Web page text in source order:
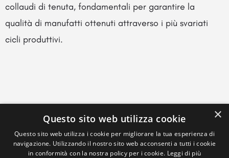
collaudi di tenuta, fondamentali per garantire la
qualità di manufatti ottenuti attraverso i più svariati
cicli produttivi.
×
Questo sito web utilizza cookie
Questo sito web utilizza i cookie per migliorare la tua esperienza di
navigazione. Utilizzando il nostro sito web acconsenti a tutti i cookie
in conformità con la nostra policy per i cookie. Leggi di più